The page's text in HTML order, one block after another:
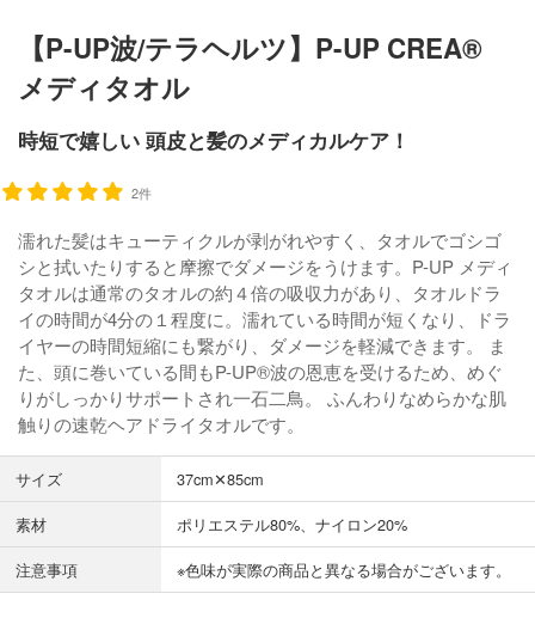
【P-UP波/テラヘルツ】P-UP CREA®
メディタオル
時短で嬉しい 頭皮と髪のメディカルケア！
2件
濡れた髪はキューティクルが剥がれやすく、タオルでゴシゴ
シと拭いたりすると摩擦でダメージをうけます。P-UP メディ
タオルは通常のタオルの約４倍の吸収力があり、タオルドラ
イの時間が4分の１程度に。濡れている時間が短くなり、ドラ
イヤーの時間短縮にも繋がり、ダメージを軽減できます。 ま
た、頭に巻いている間もP-UP®波の恩恵を受けるため、めぐ
りがしっかりサポートされ一石二鳥。 ふんわりなめらかな肌
触りの速乾ヘアドライタオルです。
サイズ
37cm✕85cm
素材
ポリエステル80%、ナイロン20%
注意事項
※色味が実際の商品と異なる場合がございます。